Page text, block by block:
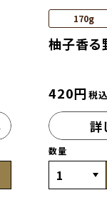
170g
柚子香る
420円税込
詳
数量